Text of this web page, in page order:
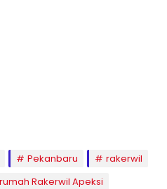
Pekanbaru
rakerwil
Rakerwil Apeksi